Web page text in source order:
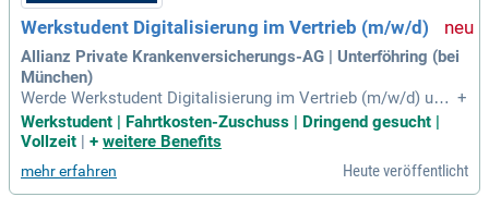
it uns erfolgreich zu sein und Ihre Karriere voranzutreiben!
Werkstudent Digitalisierung im Vertrieb (m/w/d)
Allianz Private Krankenversicherungs-AG | Unterföhring (bei
München)
Werde Werkstudent Digitalisierung im Vertrieb (m/w/d) und
bringe frischen Wind in unseren Maklervertrieb. Deine Aufga
ben umfassen die Förderung digitaler Tools und die Steigeru
artner für digitale Anwendungen und gewährleistest einen re
+
Werkstudent | Fahrtkosten-Zuschuss | Dringend gesucht |
Vollzeit | + weitere Benefits
mehr erfahren Heute veröffentlicht